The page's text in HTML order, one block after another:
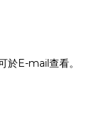
於E-mail查看。